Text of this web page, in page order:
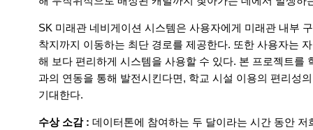
SK 미래관 네비게이션 시스템은 사용자에게 미래관 내부
착지까지 이동하는 최단 경로를 제공한다. 또한 사용자는
해 보다 편리하게 시스템을 사용할 수 있다. 본 프로젝트를
과의 연동을 통해 발전시킨다면, 학교 시설 이용의 편리성
기대한다.
수상 소감 : 데이터톤에 참여하는 두 달이라는 시간 동안